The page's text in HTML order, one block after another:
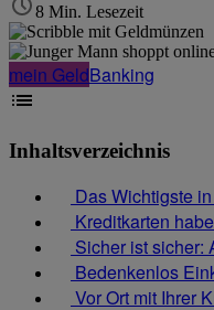
8 Min. Lesezeit
mein GeldBanking
Inhaltsverzeichnis
Das Wichtigste
Kreditkarten
Sicher ist sicher:
Bedenkenlos
Vor Ort mit Ihrer